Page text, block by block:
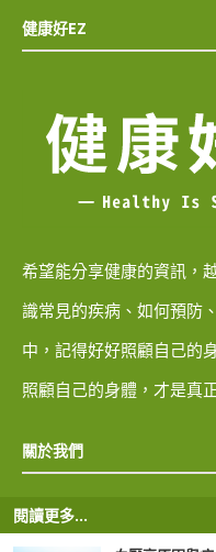
健康好EZ
希望能分享健康的資訊，
識常見的疾病、如何預防
中，記得好好照顧自己的
照顧自己的身體，才是真
關於我們
隱私權政策
閱讀更多...